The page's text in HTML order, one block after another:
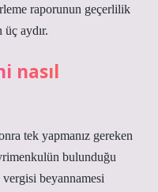
raporunun geçerlilik
aydır.
nasıl
tek yapmanız gereken
bulunduğu
beyannamesi